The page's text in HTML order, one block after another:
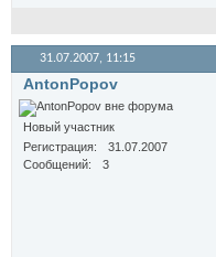
31.07.2007, 11:15
AntonPopov
Новый участник
Регистрация
31.07.2007
Сообщений
3